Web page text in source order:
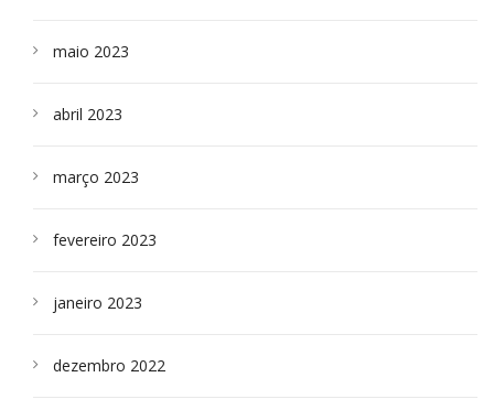
maio 2023
abril 2023
março 2023
fevereiro 2023
janeiro 2023
dezembro 2022